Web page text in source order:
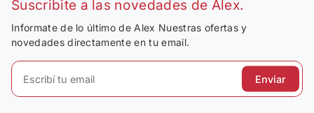
Suscribite a las novedades de Alex.
Informate de lo último de Alex Nuestras ofertas y
novedades directamente en tu email.
Enviar